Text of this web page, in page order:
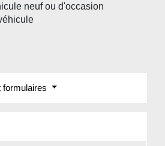
neuf ou d'occasion
formulaires